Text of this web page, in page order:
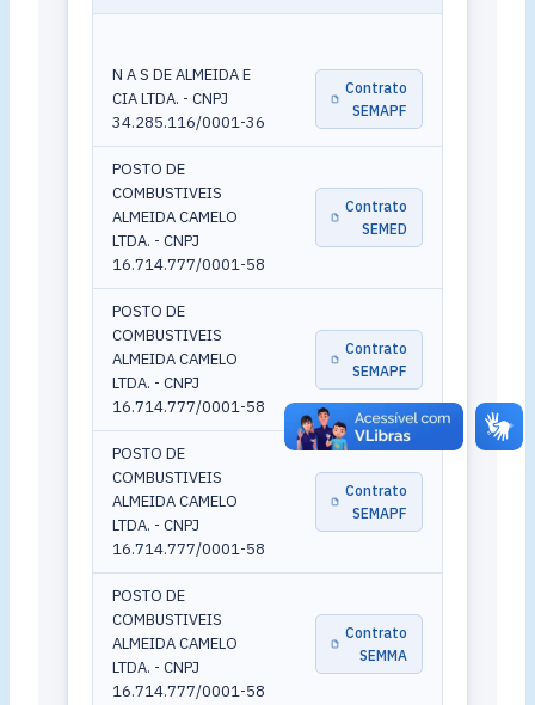
N A S DE ALMEIDA E
CIA LTDA. - CNPJ
34.285.116/0001-36
Contrato
SEMAPF
POSTO DE
COMBUSTIVEIS
ALMEIDA CAMELO
LTDA. - CNPJ
16.714.777/0001-58
Contrato
SEMED
POSTO DE
COMBUSTIVEIS
ALMEIDA CAMELO
LTDA. - CNPJ
16.714.777/0001-58
Contrato
SEMAPF
POSTO DE
COMBUSTIVEIS
ALMEIDA CAMELO
LTDA. - CNPJ
16.714.777/0001-58
Contrato
SEMAPF
POSTO DE
COMBUSTIVEIS
ALMEIDA CAMELO
LTDA. - CNPJ
16.714.777/0001-58
Contrato
SEMMA